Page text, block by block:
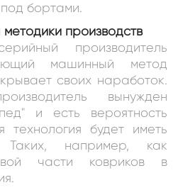
бортами.
производств
производитель
машинный метод
своих наработок.
вынужден
и есть вероятность
технология будет иметь
Таких, например, как
части ковриков в